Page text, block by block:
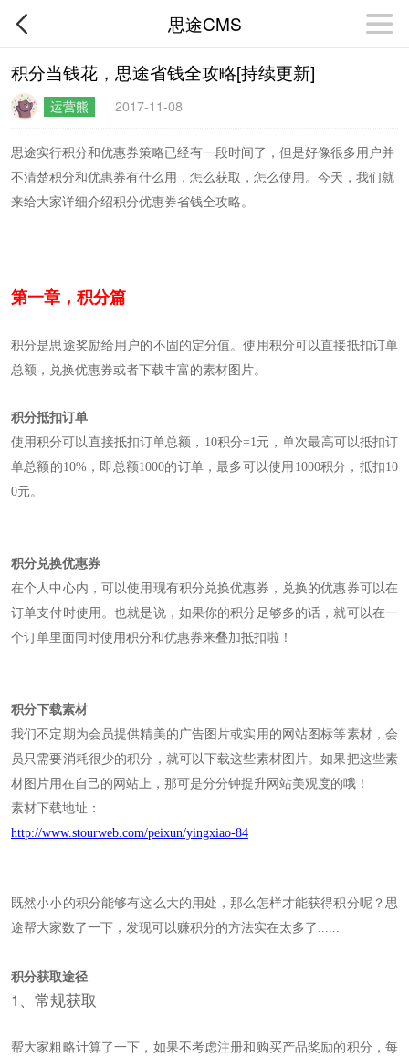
思途CMS
积分当钱花，思途省钱全攻略[持续更新]
运营熊 2017-11-08
思途实行积分和优惠券策略已经有一段时间了，但是好像很多用户并
不清楚积分和优惠券有什么用，怎么获取，怎么使用。今天，我们就
来给大家详细介绍积分优惠券省钱全攻略。
第一章，积分篇
积分是思途奖励给用户的不固的定分值。使用积分可以直接抵扣订单
总额 ，兑换优惠券或者下载丰富的素材图片。
积分抵扣订单
使用积分可以直接抵扣订单总额， 10积分=1元，单次最高可以抵扣订
单总额的10%，即总额1000的订单，最多可以使用1000积分，抵扣10
0元。
积分兑换优惠券
在个人中心内，可以使用现有积分兑换优惠券，兑换的优惠券可以在
订单支付时使用。也就是说，如果你的积分足够多的话，就可以在一
个订单里面同时使用积分和优惠券来叠加抵扣啦！
积分下载素材
我们不定期为会员提供精美的广告图片或实用的网站图标等素材，会
员只需要消耗很少的积分，就可以下载这些素材图片。如果把这些素
材图片用在自己的网站上，那可是分分钟提升网站美观度的哦！
素材下载地址：
http://www.stourweb.com/peixun/yingxiao-84
既然小小的积分能够有这么大的用处，那么怎样才能获得积分呢？思
途帮大家数了一下，发现可以赚积分的方法实在太多了 ......
积分获取途径
1、常规获取
帮大家粗略计算了一下，如果不考虑注册和购买产品奖励的积分，每